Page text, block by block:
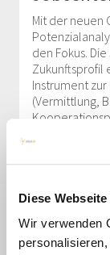
Diese
Wir verwenden
Mit der neuen
den Fokus.
Zukunftsprofil
Instrument
(Vermittlung,